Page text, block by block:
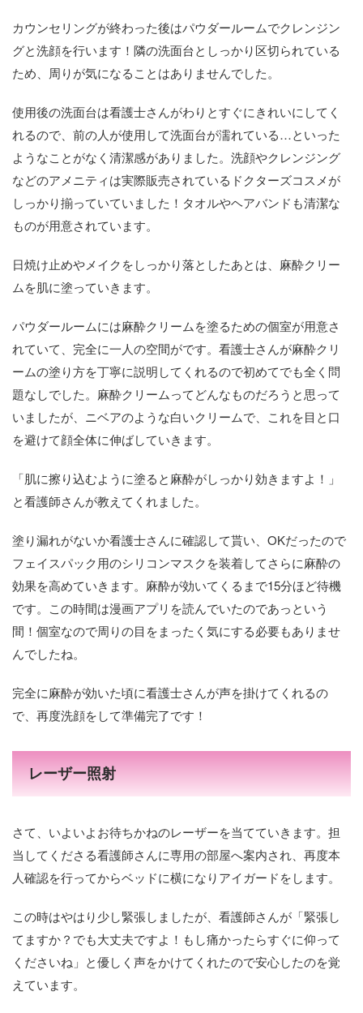
カウンセリングが終わった後はパウダールームでクレンジン
グと洗顔を行います！隣の洗面台としっかり区切られている
ため、周りが気になることはありませんでした。
使用後の洗面台は看護士さんがわりとすぐにきれいにしてく
れるので、前の人が使用して洗面台が濡れている…といった
ようなことがなく清潔感がありました。洗顔やクレンジング
などのアメニティは実際販売されているドクターズコスメが
しっかり揃っていていました！タオルやヘアバンドも清潔な
ものが用意されています。
日焼け止めやメイクをしっかり落としたあとは、麻酔クリー
ムを肌に塗っていきます。
パウダールームには麻酔クリームを塗るための個室が用意さ
れていて、完全に一人の空間がです。看護士さんが麻酔クリ
ームの塗り方を丁寧に説明してくれるので初めてでも全く問
題なしでした。麻酔クリームってどんなものだろうと思って
いましたが、ニベアのような白いクリームで、これを目と口
を避けて顔全体に伸ばしていきます。
「肌に擦り込むように塗ると麻酔がしっかり効きますよ！」
と看護師さんが教えてくれました。
塗り漏れがないか看護士さんに確認して貰い、OKだったので
フェイスパック用のシリコンマスクを装着してさらに麻酔の
効果を高めていきます。麻酔が効いてくるまで15分ほど待機
です。この時間は漫画アプリを読んでいたのであっという
間！個室なので周りの目をまったく気にする必要もありませ
んでしたね。
完全に麻酔が効いた頃に看護士さんが声を掛けてくれるの
で、再度洗顔をして準備完了です！
レーザー照射
さて、いよいよお待ちかねのレーザーを当てていきます。担
当してくださる看護師さんに専用の部屋へ案内され、再度本
人確認を行ってからベッドに横になりアイガードをします。
この時はやはり少し緊張しましたが、看護師さんが「緊張し
てますか？でも大丈夫ですよ！もし痛かったらすぐに仰って
くださいね」と優しく声をかけてくれたので安心したのを覚
えています。